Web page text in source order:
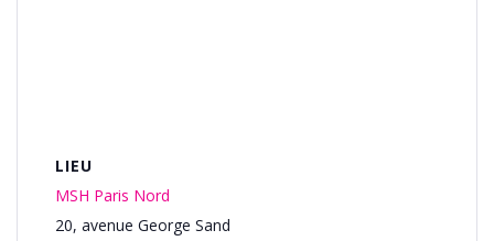
LIEU
MSH Paris Nord
20, avenue George Sand